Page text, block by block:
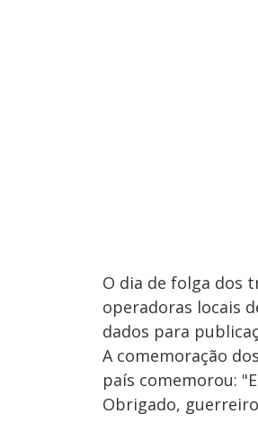
O dia de folga dos
operadoras locais
dados para
A comemoração
país comemorou:
Obrigado,